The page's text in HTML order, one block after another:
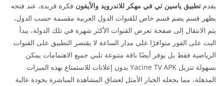
يقدم تطبيق ياسين تي في مهكر للاندرويد والأيفون فكرة فريدة، عند فتحه
يظهر قسم يضم قسم خاص للقنوات الدول العربية مقسمة حسب الدول،
يتم الانتقال إلى صفحة تعرض القنوات الأكثر شهرة في تلك الدولة، يبدأ
البث على الفور متوافرًا على مدار الساعة لا يقتصر التطبيق على القنوات
الرياضية فقط بل يوفر أيضًا باقة متنوعة تلبي جميع الاهتمامات يمكن
بسهولة تنزيل Yacine TV APK بدون إعلانات للاستمتاع بهذه الميزات
المذهلة، مما يجعله الخيار الأمثل لعشاق المشاهدة المباشرة بجودة عالية